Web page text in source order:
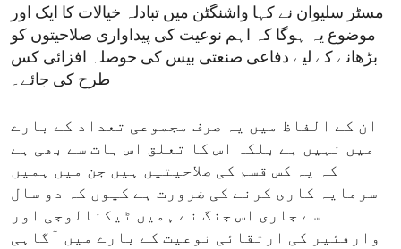
مسٹر سلیوان نے کہا واشنگٹن میں تبادلہ خیالات کا ایک اور
موضوع یہ ہوگا کہ اہم نوعیت کی پیداواری صلاحیتوں کو
بڑھانے کے لیے دفاعی صنعتی بیس کی حوصلہ افزائی کس
طرح کی جائے۔
ان کے الفاظ میں یہ صرف مجموعی تعداد کے بارے
میں نہیں ہے بلکہ اس کا تعلق اس بات سے بھی ہے
کہ یہ کس قسم کی صلاحیتیں ہیں جن میں ہمیں
سرمایہ کاری کرنے کی ضرورت ہے کیوں کہ دو سال
سے جاری اس جنگ نے ہمیں ٹیکنالوجی اور
وارفئیر کی ارتقائی نوعیت کے بارے میں آگاہی